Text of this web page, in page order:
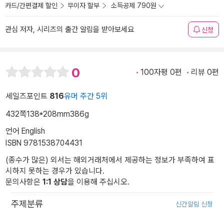
카드/간편결제 할인 무이자 할부 소득공제 790원
관심 저자, 시리즈의 출간 알림을 받아보세요 신청
0 100자평 0편 리뷰 0편
세일즈포인트 816유머 주간 5위
432쪽138*208mm386g
언어 English
ISBN 9781538704431
(종수가 많은) 외서는 해외거래처에서 제공하는 정보가 부족하여 표
시하지 못하는 경우가 있습니다.
문의사항은 1:1 상담을 이용해 주십시오.
주제분류 신간알림 신청